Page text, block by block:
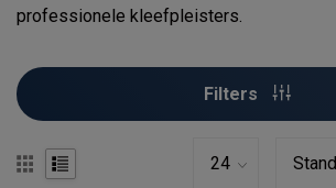
professionele kleefpleisters.
Filters